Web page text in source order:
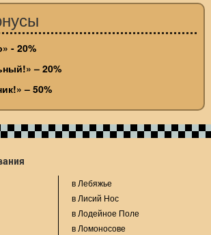
- 20%
– 20%
– 50%
в Лебяжье
в Лисий Нос
в Лодейное Поле
в Ломоносове